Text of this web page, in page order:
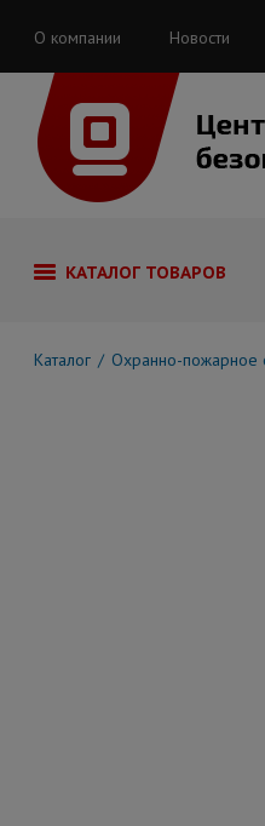
О компании Новости
КАТАЛОГ ТОВАРОВ
Каталог Охранно-пожарное